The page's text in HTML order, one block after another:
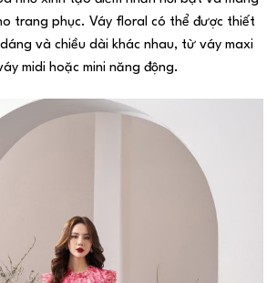
trang phục. Váy floral có thể được thiết
và chiều dài khác nhau, từ váy maxi
midi hoặc mini năng động.